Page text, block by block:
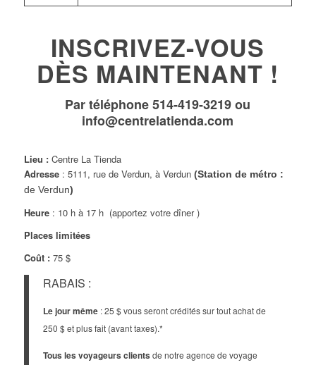
INSCRIVEZ-VOUS
DÈS MAINTENANT !
Par téléphone 514-419-3219 ou
info@centrelatienda.com
Lieu :Centre La Tienda
Adresse : 5111, rue de Verdun, à Verdun (Station de métro :
de Verdun)
Heure: 10 h à 17 h (apportez votre dîner )
Places limitées
Coût :75 $
RABAIS :
Le jour même : 25 $ vous seront crédités sur tout achat de
250 $ et plus fait (avant taxes).*
Tous les voyageurs clients de notre agence de voyage